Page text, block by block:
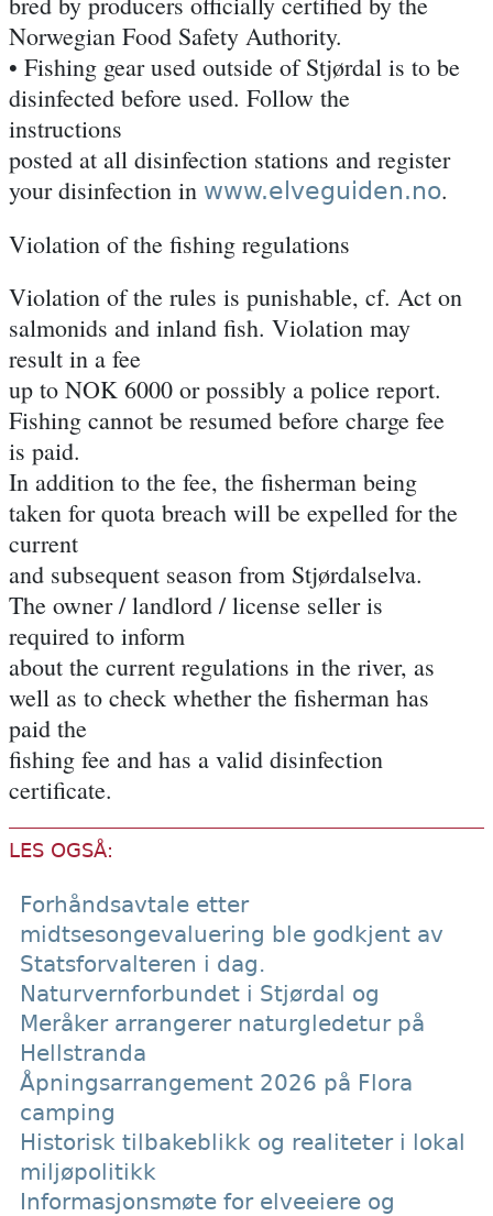
Norwegian Food Safety Authority.
• Fishing gear used outside of Stjørdal is to be
disinfected before used. Follow the
instructions
posted at all disinfection stations and register
your disinfection in www.elveguiden.no.
Violation of the fishing regulations
Violation of the rules is punishable, cf. Act on
salmonids and inland fish. Violation may
result in a fee
up to NOK 6000 or possibly a police report.
Fishing cannot be resumed before charge fee
is paid.
In addition to the fee, the fisherman being
taken for quota breach will be expelled for the
current
and subsequent season from Stjørdalselva.
The owner / landlord / license seller is
required to inform
about the current regulations in the river, as
well as to check whether the fisherman has
paid the
fishing fee and has a valid disinfection
certificate.
LES OGSÅ:
Forhåndsavtale etter
midtsesongevaluering ble godkjent av
Statsforvalteren i dag.
Naturvernforbundet i Stjørdal og
Meråker arrangerer naturgledetur på
Hellstranda
Åpningsarrangement 2026 på Flora
camping
Historisk tilbakeblikk og realiteter i lokal
miljøpolitikk
Informasjonsmøte for elveeiere og